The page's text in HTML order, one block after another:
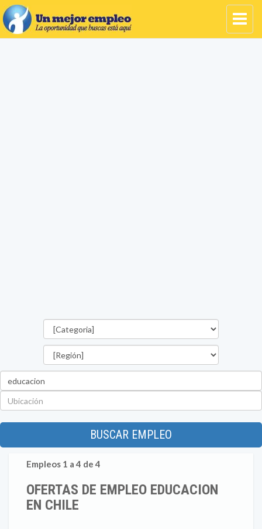
BUSCAR EMPLEO
Empleos 1 a 4 de 4
OFERTAS DE EMPLEO EDUCACION
EN CHILE